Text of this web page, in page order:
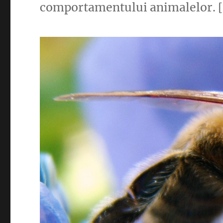
comportamentului animalelor.